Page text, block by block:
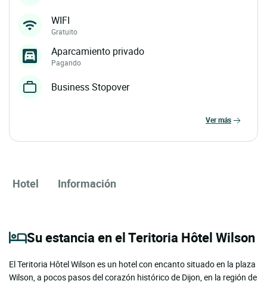
WIFI
Gratuito
Aparcamiento privado
Pagando
Business Stopover
ver más
Hotel Información
Su estancia en el Teritoria Hôtel Wilson
El Teritoria Hôtel Wilson es un hotel con encanto situado en la plaza
Wilson, a pocos pasos del corazón histórico de Dijon, en la región de